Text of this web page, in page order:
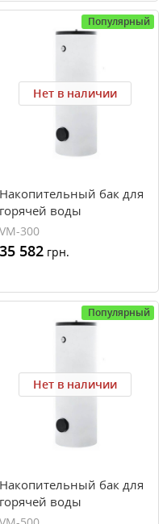
Популярный
Нет в наличии
Накопительный бак для
горячей воды
Winkelmann VM 300 (300
л, 1 теплообменник,
эмаль)
VM-300
35 582 грн.
Популярный
Нет в наличии
Накопительный бак для
горячей воды
Winkelmann VM 500 (500